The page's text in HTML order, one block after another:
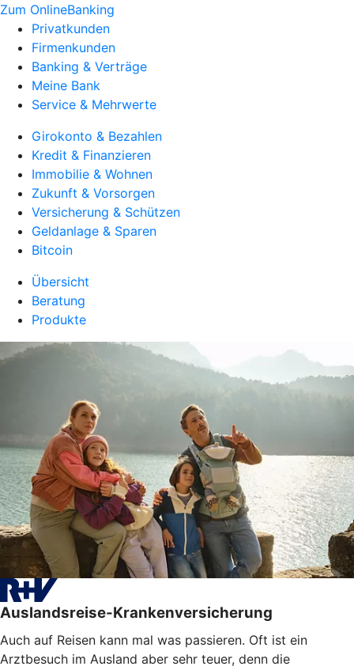
Zum OnlineBanking
Privatkunden
Firmenkunden
Banking & Verträge
Meine Bank
Service & Mehrwerte
Girokonto & Bezahlen
Kredit & Finanzieren
Immobilie & Wohnen
Zukunft & Vorsorgen
Versicherung & Schützen
Geldanlage & Sparen
Bitcoin
Übersicht
Beratung
Produkte
Auslandsreise-Krankenversicherung
Auch auf Reisen kann mal was passieren. Oft ist ein
Arztbesuch im Ausland aber sehr teuer, denn die